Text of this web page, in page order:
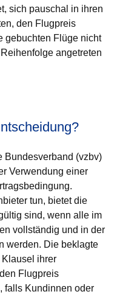
sich pauschal in ihren
den Flugpreis
gebuchten Flüge nicht
angetreten
Bundesverband (vzbv)
Verwendung einer
tun, bietet die
sind, wenn alle im
vollständig und in der
werden. Die beklagte
Klausel ihrer
Flugpreis
falls Kundinnen oder